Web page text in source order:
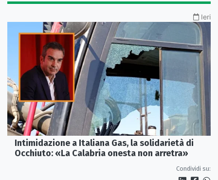
Ieri
Intimidazione a Italiana Gas, la solidarietà di
Occhiuto: «La Calabria onesta non arretra»
Condividi su: